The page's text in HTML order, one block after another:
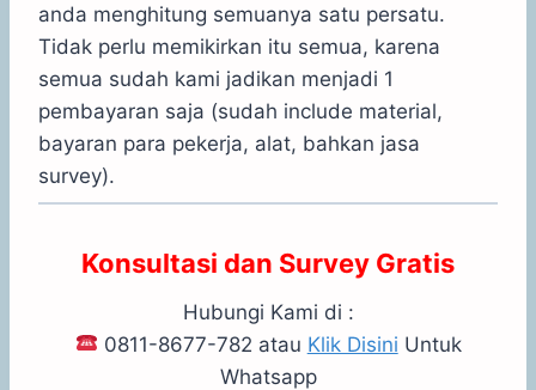
anda menghitung semuanya satu persatu.
Tidak perlu memikirkan itu semua, karena
semua sudah kami jadikan menjadi 1
pembayaran saja (sudah include material,
bayaran para pekerja, alat, bahkan jasa
survey).
Konsultasi dan Survey Gratis
Hubungi Kami di :
0811-8677-782 atau Klik Disini Untuk
Whatsapp